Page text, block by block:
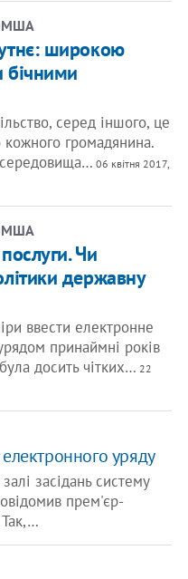
широкою
серед іншого, це
громадянина.
середовища… 06 квітня 2017,
Чи
державну
ввести електронне
принаймні років
досить чітких… 22
уряду
засідань систему
прем'єр-